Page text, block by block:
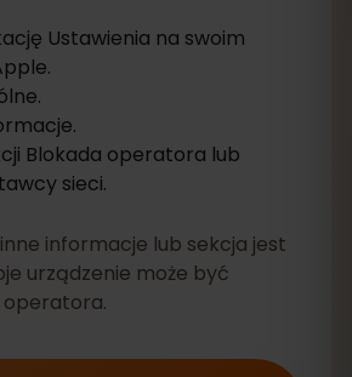
Ustawienia na swoim
Blokada operatora lub
sieci.
informacje lub sekcja jest
urządzenie może być
operatora.